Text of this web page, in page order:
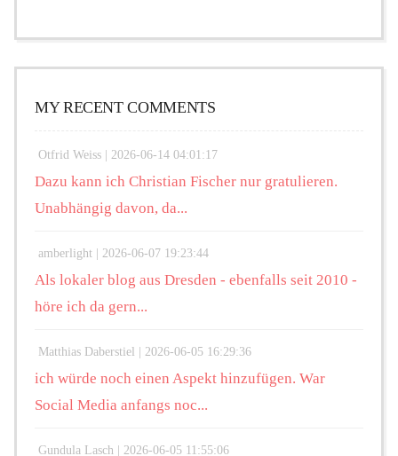
MY RECENT COMMENTS
Otfrid Weiss | 2026-06-14 04:01:17
Dazu kann ich Christian Fischer nur gratulieren.
Unabhängig davon, da...
amberlight | 2026-06-07 19:23:44
Als lokaler blog aus Dresden - ebenfalls seit 2010 -
höre ich da gern...
Matthias Daberstiel | 2026-06-05 16:29:36
ich würde noch einen Aspekt hinzufügen. War
Social Media anfangs noc...
Gundula Lasch | 2026-06-05 11:55:06